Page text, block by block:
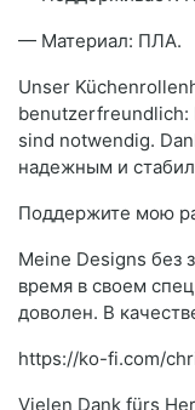
— Материал: ПЛА.
Unser
benutzerfreundlich:
sind notwendig.
надежным и
Поддержите мою
Meine Designs без
время в своем
доволен. В
https://ko-fi.com/
Vielen Dank fürs